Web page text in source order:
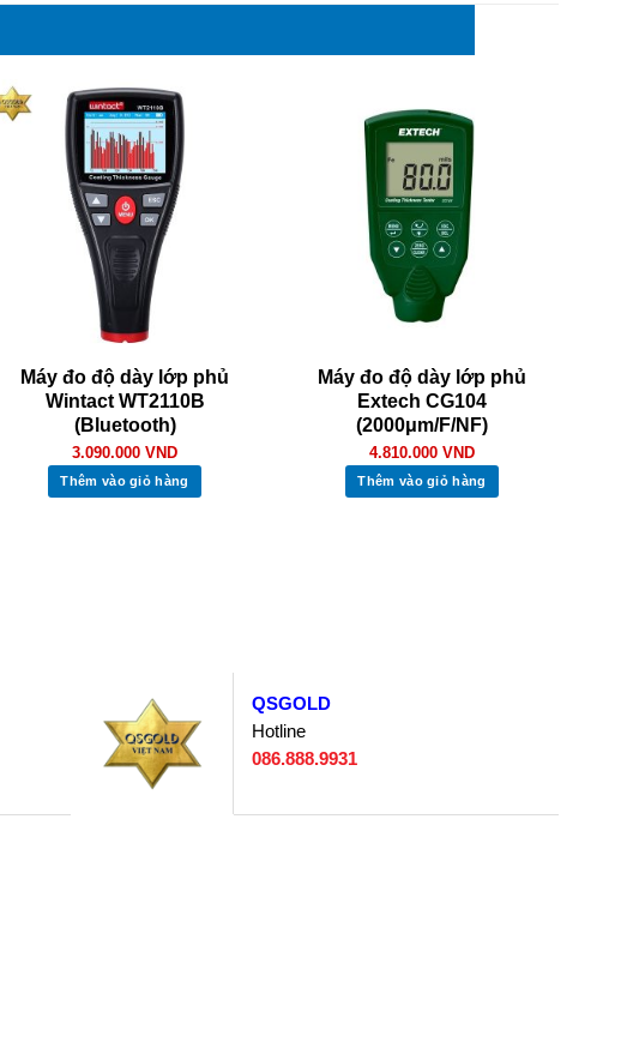
Máy đo độ dày lớp phủ
Wintact WT2110B
(Bluetooth)
3.090.000 VND
Thêm vào giỏ hàng
Máy đo độ dày lớp phủ
Extech CG104
(2000μm/F/NF)
4.810.000 VND
Thêm vào giỏ hàng
QSGOLD
Hotline
086.888.9931